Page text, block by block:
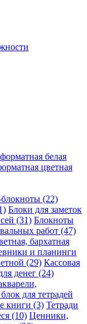
белая
цветная
(22)
Блоки для заметок
(31) Блокноты
работ (47)
бархатная
и планинги
(29) Кассовая
денег (24)
для тетрадей
книги (3) Тетради
(10) Ценники,